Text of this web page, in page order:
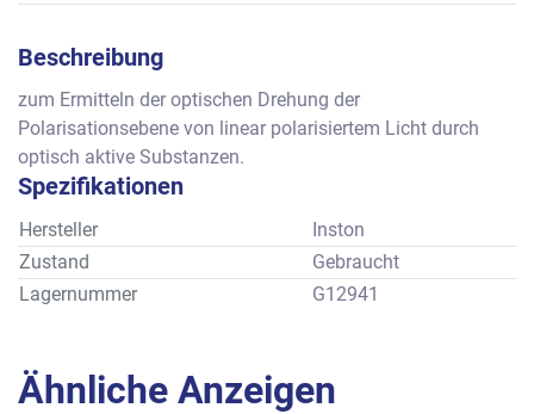
Beschreibung
zum Ermitteln der optischen Drehung der
Polarisationsebene von linear polarisiertem Licht durch
optisch aktive Substanzen.
Spezifikationen
Hersteller
Inston
Zustand
Gebraucht
Lagernummer
G12941
Ähnliche Anzeigen